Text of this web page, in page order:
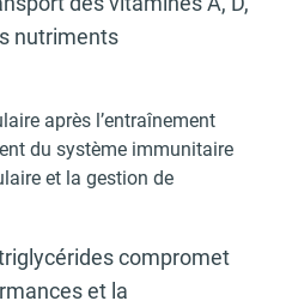
nutriments
après l’entraînement
du système immunitaire
et la gestion de
compromet
et la